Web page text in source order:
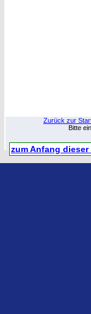
Zurück zur
Bitte
zum Anfang dieser